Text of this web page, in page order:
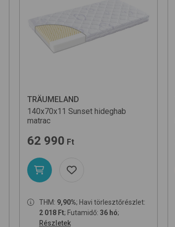
TRÄUMELAND
140x70x11 Sunset hideghab
matrac
62 990 Ft
THM: 9,90%; Havi törlesztőrészlet:
2 018 Ft; Futamidő: 36 hó;
Részletek